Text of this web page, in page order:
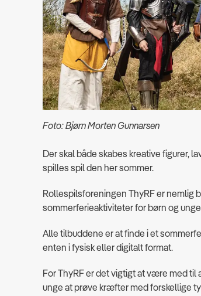
Foto: Bjørn Morten Gunnarsen
Der skal både skabes kreative figurer,
spilles spil den her sommer.
Rollespilsforeningen ThyRF er nemlig
sommerferieaktiviteter for børn og
Alle tilbuddene er at finde i et
enten i fysisk eller digitalt format.
For ThyRF er det vigtigt at være med
unge at prøve kræfter med forskellige